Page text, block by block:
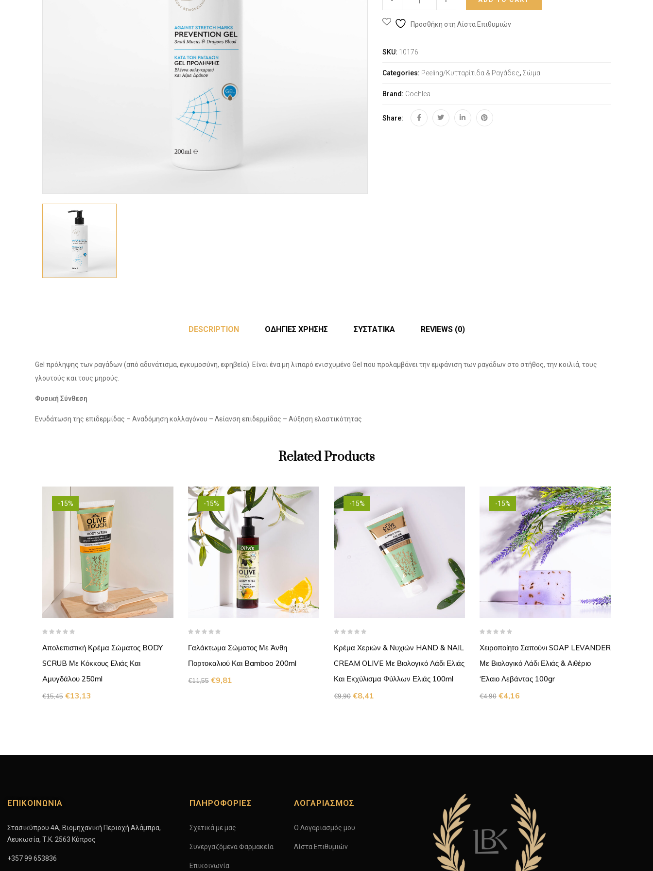
Προσθήκη στη Λίστα Επιθυμιών
SKU: 10176
Categories: Peeling/Κυτταρίτιδα & Ραγάδες, Σώμα
Brand: Cochlea
Share:
DESCRIPTION ΟΔΗΓΙΕΣ ΧΡΗΣΗΣ ΣΥΣΤΑΤΙΚΑ REVIEWS (0)
Gel πρόληψης των ραγάδων (από αδυνάτισμα, εγκυμοσύνη, εφηβεία). Είναι ένα μη λιπαρό ενισχυμένο Gel που προλαμβάνει την εμφάνιση των ραγάδων στο στήθος, την κοιλιά, τους
γλουτούς και τους μηρούς.
Φυσική Σύνθεση
Ενυδάτωση της επιδερμίδας – Αναδόμηση κολλαγόνου – Λείανση επιδερμίδας – Αύξηση ελαστικότητας
Related Products
-15%
Απολεπιστική Κρέμα Σώματος BODY
SCRUB Με Κόκκους Eλιάς Και
Aμυγδάλου 250ml
€15,45 €13,13
-15%
Γαλάκτωμα Σώματος Με Άνθη
Πορτοκαλιού Και Bamboo 200ml
€11,55 €9,81
-15%
Κρέμα Χεριών & Νυχιών HAND & NAIL
CREAM OLIVE Με Βιολογικό Λάδι Ελιάς
Και Εκχύλισμα Φύλλων Ελιάς 100ml
€9,90 €8,41
-15%
Χειροποίητο Σαπούνι SOAP LEVANDER
Με Βιολογικό Λάδι Ελιάς & Αιθέριο
‘Ελαιο Λεβάντας 100gr
€4,90 €4,16
ΕΠΙΚΟΙΝΩΝΙΑ
Στασικύπρου 4A, Βιομηχανική Περιοχή Αλάμπρα,
Λευκωσία, Τ.Κ. 2563 Κύπρος
+357 99 653836
ΠΛΗΡΟΦΟΡΙΕΣ
Σχετικά με μας
Συνεργαζόμενα Φαρμακεία
Επικοινωνία
ΛΟΓΑΡΙΑΣΜΟΣ
Ο Λογαριασμός μου
Λίστα Επιθυμιών